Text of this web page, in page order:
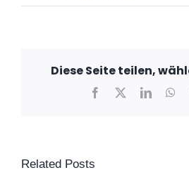
Diese Seite teilen,
Facebook
Related Posts